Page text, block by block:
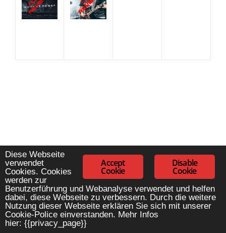
#!trpst#trp-Gettext Data-Trpgettextoriginal=8#!trpen#Copyright
© 2026
Datenschutzerklärung
#!trpst#/trp-
Gettext#!trpen#
Blakely Light #!trpst#trp-Gettext Data-
Trpgettextoriginal=9#!trpen#by#!trpst#/trp-
Gettext#!trpen#Catch Themes
Disable
Cookie
Accept
Cookie
Diese Webseite
verwendet
Cookies. Cookies
werden zur
Benutzerführung und Webanalyse verwendet und helfen
dabei, diese Webseite zu verbessern. Durch die weitere
Nutzung dieser Webseite erklären Sie sich mit unserer
Cookie-Police einverstanden. Mehr Infos
hier: {{privacy_page}}